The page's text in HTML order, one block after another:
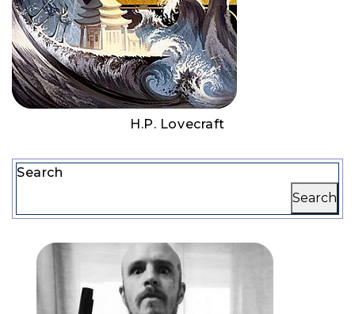
H.P. Lovecraft
Search
Search